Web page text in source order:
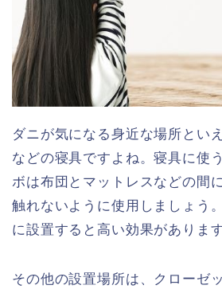
ダニが気になる身近な場所とい
などの寝具ですよね。寝具に使
ボは布団とマットレスなどの間
触れないように使用しましょう
に設置すると高い効果があります
その他の設置場所は、クローゼ